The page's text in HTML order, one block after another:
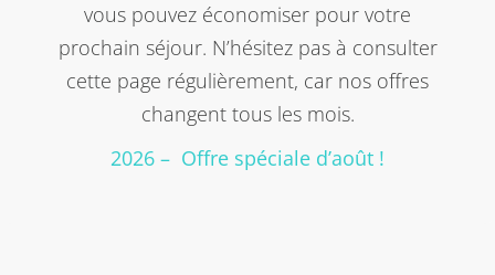
vous pouvez économiser pour votre
prochain séjour. N’hésitez pas à consulter
cette page régulièrement, car nos offres
changent tous les mois.
2026 – Offre spéciale d’août !